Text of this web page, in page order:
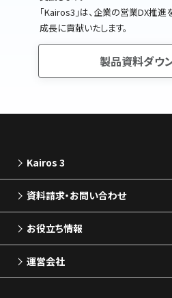
｢Kairos3｣は、企業の営業DX推進
成長に貢献いたします。
製品資料ダウ
Kairos 3
資料請求・お問い合わせ
お役立ち情報
運営会社